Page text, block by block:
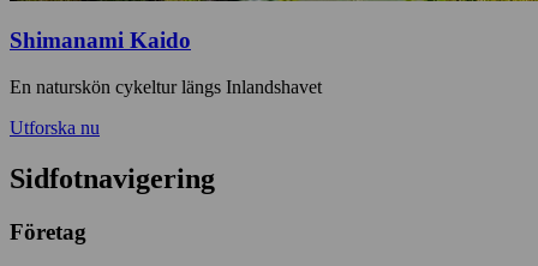
Shimanami Kaido
En naturskön cykeltur längs Inlandshavet
Utforska nu
Sidfotnavigering
Företag